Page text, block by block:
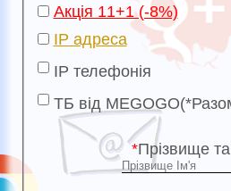
Акція 11+1 (-8%)
IP адреса
IP телефонія
ТБ від MEGOGO(
*Прізвище